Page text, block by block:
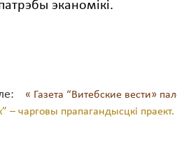
эканомікі.
« Газета “Витебские вести»
– чарговы прапагандысцкі